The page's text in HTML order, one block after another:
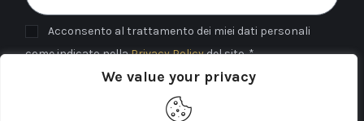
We value your privacy
Acconsento al trattamento dei miei dati personali
come indicato nellaPrivacy Policydel sito. *
INVIA